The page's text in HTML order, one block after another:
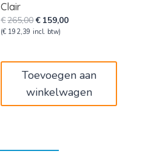
Clair
€265,00Oorspronkelijke
prijs
€ 159,00Huidige
(€ 192,39 incl. btw)
Toevoegen aan
winkelwagen